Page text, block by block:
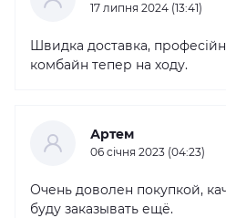
17 липня 2024 (13:41)
Швидка доставка,
комбайн тепер на ходу.
Артем
06 cічня 2023 (04:23)
Очень доволен покупкой,
буду заказывать ещё.